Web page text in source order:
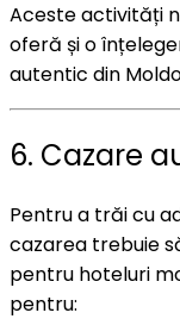
Aceste activități
oferă și o
autentic din
6. Cazare
Pentru a trăi cu
cazarea trebuie
pentru hoteluri
pentru: